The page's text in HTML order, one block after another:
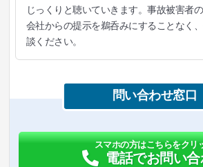
じっくりと聴いていきます。事故被害者
会社からの提示を鵜呑みにすることなく
談ください。
問い合わせ窓口
スマホの方はこちらをクリ
電話でお問い